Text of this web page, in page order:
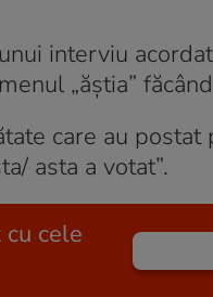
interviu
„ăștia”
care au postat
asta a votat”.
cele